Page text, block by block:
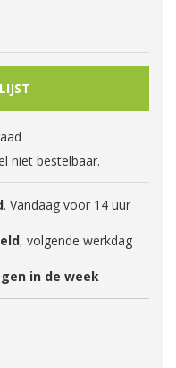
niet bestelbaar.
. Vandaag voor 14 uur
, volgende werkdag
in de week